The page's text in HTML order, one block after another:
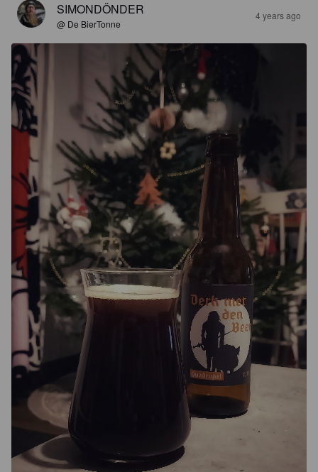
SIMONDÖNDER
@ De BierTonne
4 years ago